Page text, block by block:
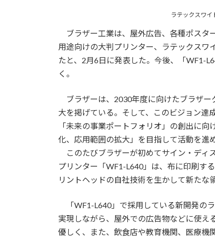
ラテックスワ
ブラザー工業は、屋外広告、各種ポスタ
用途向けの大判プリンター、ラテックスワ
たと、2月6日に発表した。今後、「WF1-
く。
ブラザーは、2030年度に向けたブラザー
大を掲げている。そして、このビジョン達
「未来の事業ポートフォリオ」の創出に
化、応用範囲の拡大」を目指して活動を進
このたびブラザーが初めてサイン・ディ
プリンター「WF1-L640」は、布に印刷す
リントヘッドの自社技術を生かして新たな
「WF1-L640」で採用している新開発の
実現しながら、屋外での広告物などに使え
優しく、また、飲食店や教育機関、医療機